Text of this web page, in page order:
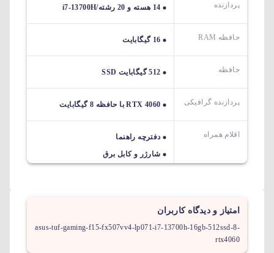
پردازنده 14 هسته و 20 رشته/i7-13700H
حافظه RAM 16 گیگابایت
حافظه 512 گیگابایت SSD
پردازنده گرافیکی RTX 4060 با حافظه 8 گیگابایت
اقلام همراه
دفترچه راهنما
شارژر و کابل برق
امتیاز و دیدگاه کاربران
asus-tuf-gaming-f15-fx507vv4-lp071-i7-13700h-16gb-512ssd-8-
rtx4060